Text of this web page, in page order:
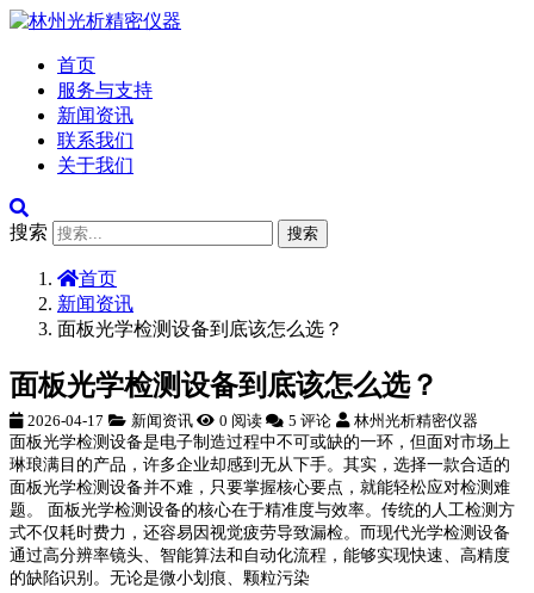
首页
服务与支持
新闻资讯
联系我们
关于我们
搜索 搜索
首页
新闻资讯
面板光学检测设备到底该怎么选？
面板光学检测设备到底该怎么选？
2026-04-17 新闻资讯 0 阅读 5 评论 林州光析精密仪器
面板光学检测设备是电子制造过程中不可或缺的一环，但面对市场上
琳琅满目的产品，许多企业却感到无从下手。其实，选择一款合适的
面板光学检测设备并不难，只要掌握核心要点，就能轻松应对检测难
题。 面板光学检测设备的核心在于精准度与效率。传统的人工检测方
式不仅耗时费力，还容易因视觉疲劳导致漏检。而现代光学检测设备
通过高分辨率镜头、智能算法和自动化流程，能够实现快速、高精度
的缺陷识别。无论是微小划痕、颗粒污染